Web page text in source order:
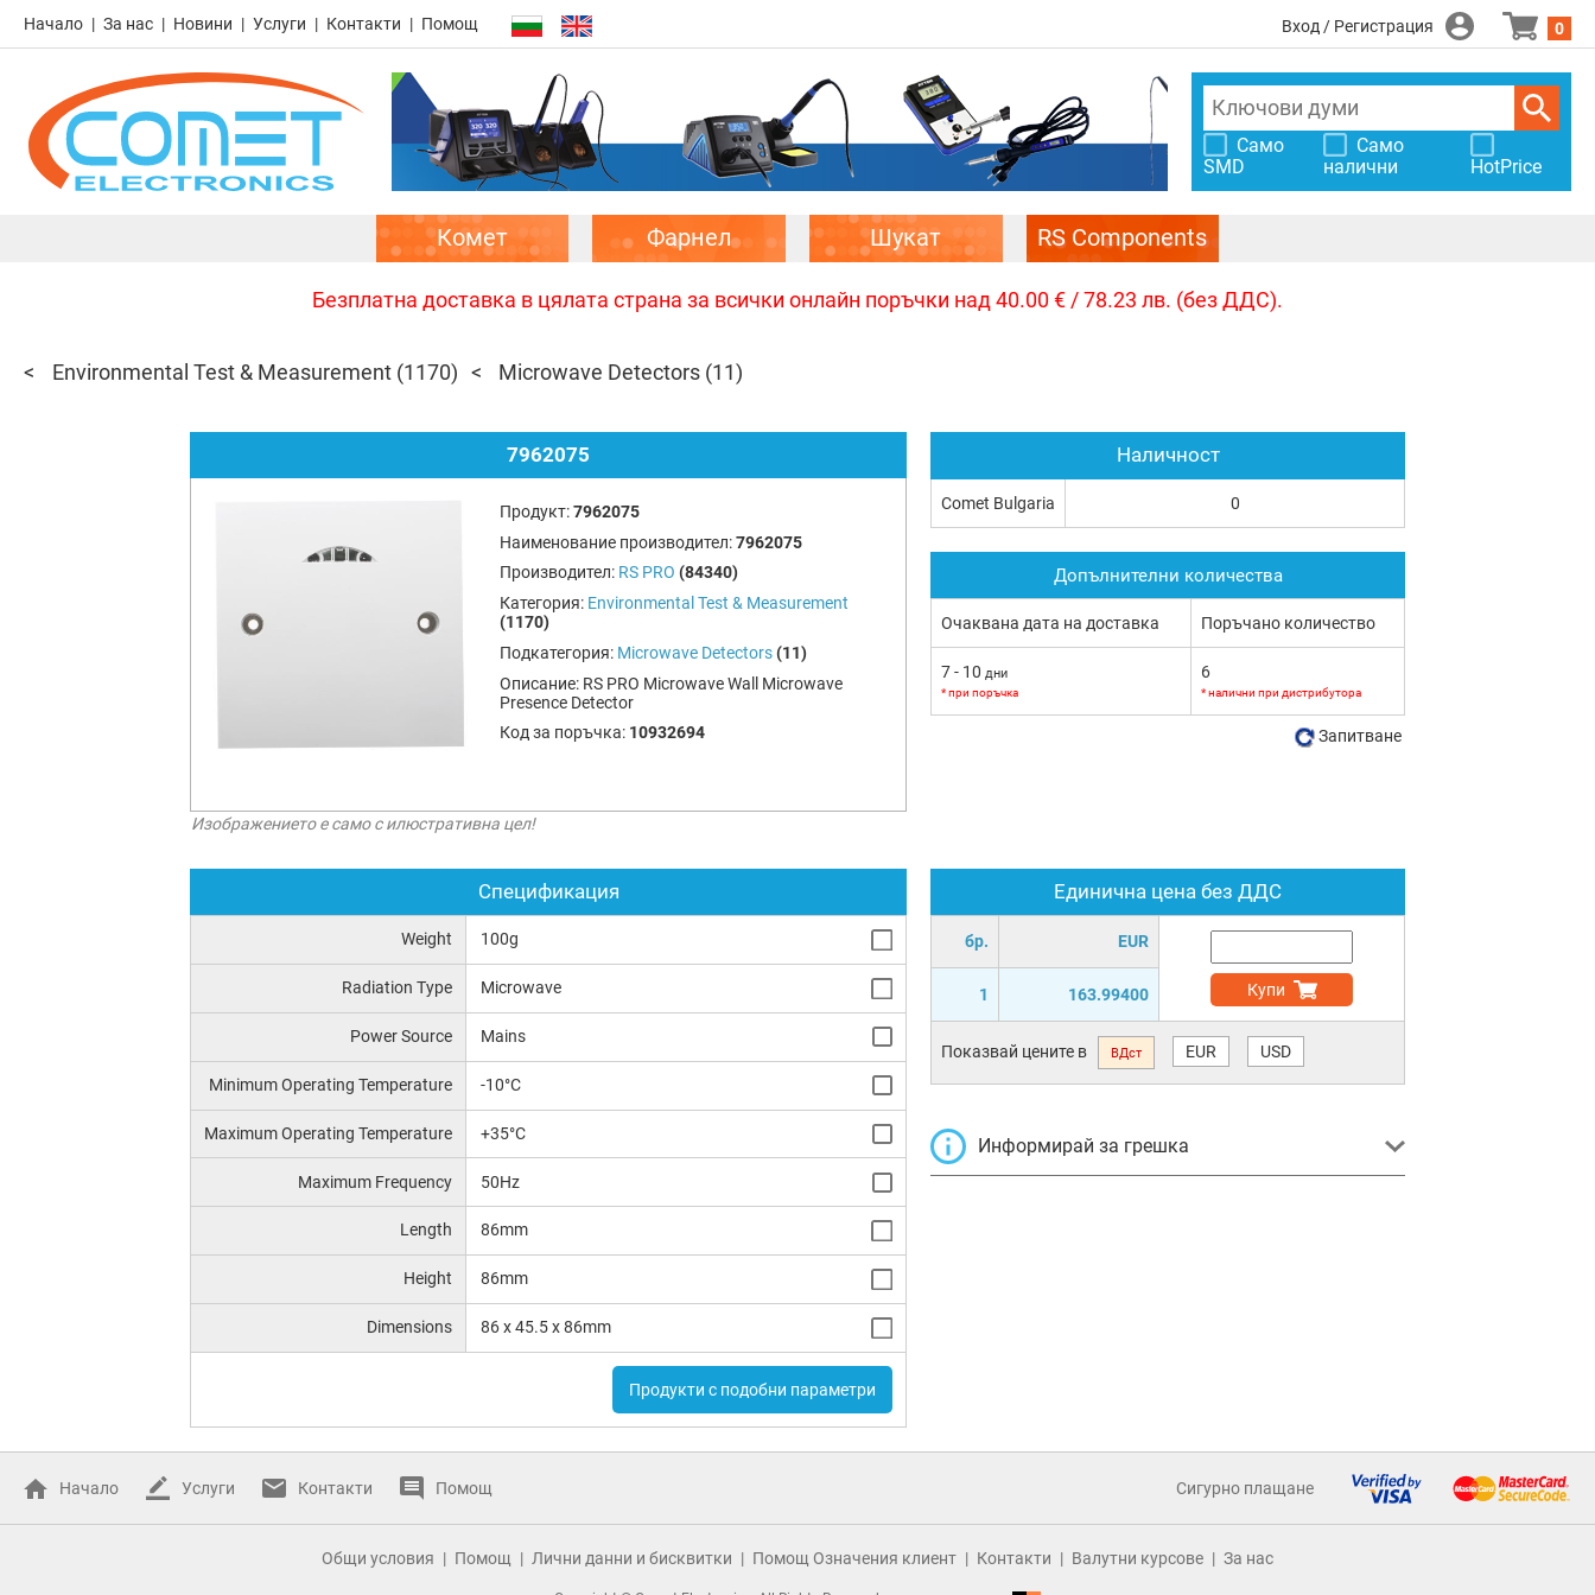
Начало За нас Новини Услуги Контакти Помощ Вход / Регистрация 0
Само
SMD
Само
налични
HotPrice
Комет Фарнел Шукат RS Components
Безплатна доставка в цялата страна за всички онлайн поръчки над 40.00 € / 78.23 лв. (без ДДС).
Environmental Test & Measurement (1170) Microwave Detectors (11)
7962075
Продукт:7962075
Наименование производител:7962075
Производител: RS PRO (84340)
Категория: Environmental Test & Measurement
(1170)
Подкатегория: Microwave Detectors (11)
Описание: RS PRO Microwave Wall Microwave
Presence Detector
Код за поръчка: 10932694
Изображението е само с илюстративна цел!
Спецификация
Weight 100g
Radiation Type Microwave
Power Source Mains
Minimum Operating Temperature -10°C
Maximum Operating Temperature +35°C
Maximum Frequency 50Hz
Length 86mm
Height 86mm
Dimensions 86 x 45.5 x 86mm
Продукти с подобни параметри
Единична цена без ДДС
бр. EUR
1 163.99400 Купи
Показвай цените в ВДст EUR USD
Информирай за грешка
Наличност
Comet Bulgaria 0
Допълнителни количества
Очаквана дата на доставка Поръчано количество
7 - 10 дни
* при поръчка
6
* налични при дистрибутора
Запитване
Начало Услуги Контакти Помощ Сигурно плащане
Общи условия Помощ Лични данни и бисквитки Помощ Означения клиент Контакти Валутни курсове За нас